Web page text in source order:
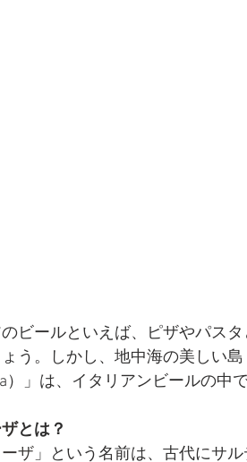
ビールといえば、ピザやパス
う。しかし、地中海の美しい
）」は、イタリアンビールの中
とは？
ザ 」という名前は、古代にサ